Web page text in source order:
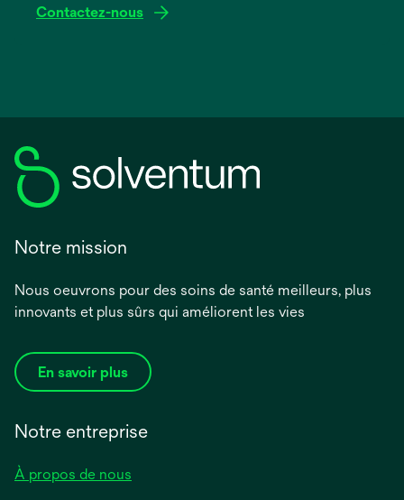
Contactez-nous
Notre mission
Nous oeuvrons pour des soins de santé meilleurs, plus
innovants et plus sûrs qui améliorent les vies
En savoir plus
Notre entreprise
À propos de nous